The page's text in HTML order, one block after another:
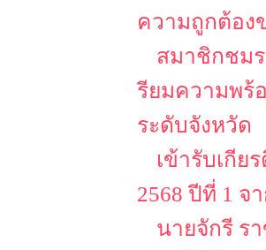
ความถูกต้อง
สมาชิกชมร
รียมความพร้
ระดับจังหวัด
เข้ารับเกี
2568 ปีที่ 1 จ
นายจักรี ร